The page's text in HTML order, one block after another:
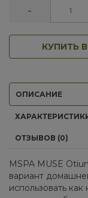
-
КУПИТЬ
ОПИСАНИЕ
ОТЗЫВОВ (0)
MSPA MUSE
вариант
использовать